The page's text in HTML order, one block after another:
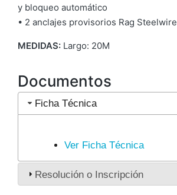
y bloqueo automático
• 2 anclajes provisorios Rag Steelwire
MEDIDAS: Largo: 20M
Documentos
Ficha Técnica
Ver Ficha Técnica
Resolución o Inscripción